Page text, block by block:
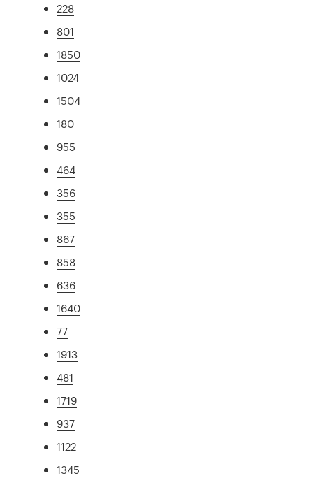
228
801
1850
1024
1504
180
955
464
356
355
867
858
636
1640
77
1913
481
1719
937
1122
1345